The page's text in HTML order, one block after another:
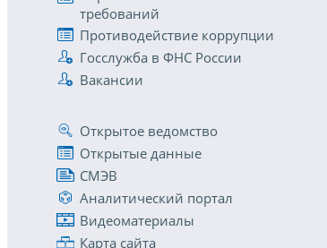
требований
Противодействие коррупции
Госслужба в ФНС России
Вакансии
Открытое ведомство
Открытые данные
СМЭВ
Аналитический портал
Видеоматериалы
Карта сайта